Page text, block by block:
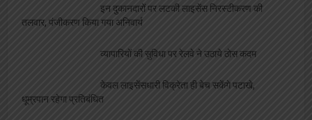
डब्लूजेआई की दूसरी वार्षिक आम बैठक गुरुवायूर में
आयोजित